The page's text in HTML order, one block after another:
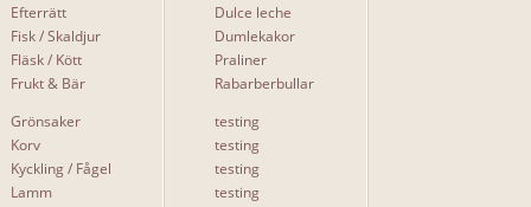
Efterrätt
Fisk / Skaldjur
Fläsk / Kött
Frukt & Bär
Grönsaker
Korv
Kyckling / Fågel
Lamm
Dulce leche
Dumlekakor
Praliner
Rabarberbullar
testing
testing
testing
testing